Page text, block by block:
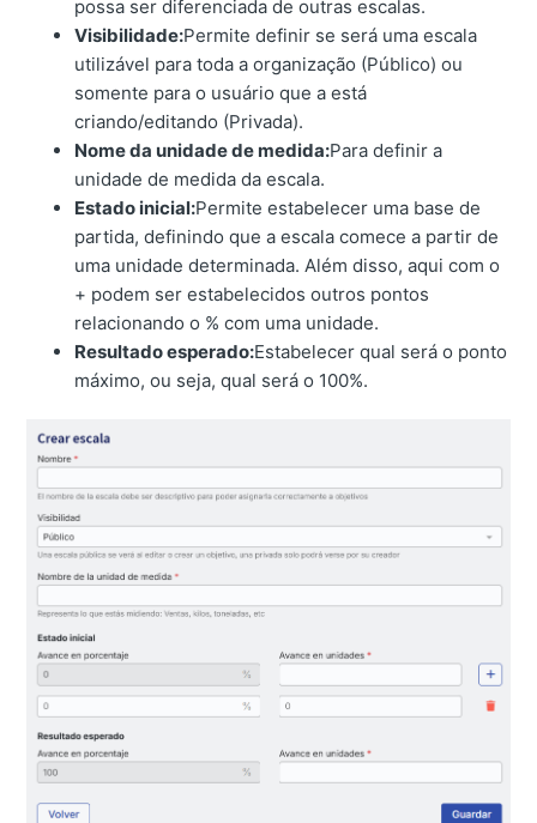
possa ser diferenciada de outras escalas.
Visibilidade:Permite definir se será uma escala
utilizável para toda a organização (Público) ou
somente para o usuário que a está
criando/editando (Privada).
Nome da unidade de medida:Para definir a
unidade de medida da escala.
Estado inicial:Permite estabelecer uma base de
partida, definindo que a escala comece a partir de
uma unidade determinada. Além disso, aqui com o
+ podem ser estabelecidos outros pontos
relacionando o % com uma unidade.
Resultado esperado:Estabelecer qual será o ponto
máximo, ou seja, qual será o 100%.